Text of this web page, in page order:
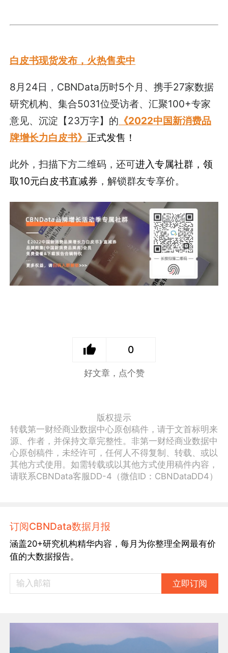
白皮书现货发布，火热售卖中
8月24日，CBNData历时5个月、携手27家数据
研究机构、集合5031位受访者、汇聚100+专家
意见、沉淀【23万字】的 《2022中国新消费品
牌增长力白皮书》 正式发售！
此外，扫描下方二维码，还可进入专属社群，领
取10元白皮书直减券 ，解锁群友专享价。
0
好文章，点个赞
版权提示
转载第一财经商业数据中心原创稿件，请于文首标明来
源、作者，并保持文章完整性。非第一财经商业数据中
心原创稿件，未经许可，任何人不得复制、转载、或以
其他方式使用。如需转载或以其他方式使用稿件内容，
请联系CBNData客服DD-4（微信ID：CBNDataDD4）
订阅CBNData数据月报
涵盖20+研究机构精华内容，每月为你整理全网最有价
值的大数据报告。
立即订阅